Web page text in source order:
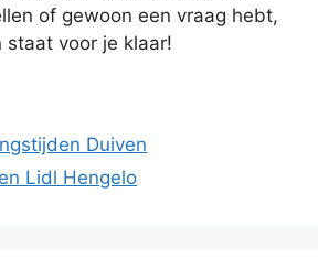
of gewoon een vraag hebt,
staat voor je klaar!
Duiven
Lidl Hengelo